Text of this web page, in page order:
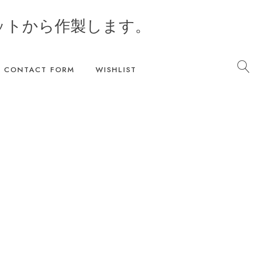
から作製します。
CONTACT FORM WISHLIST